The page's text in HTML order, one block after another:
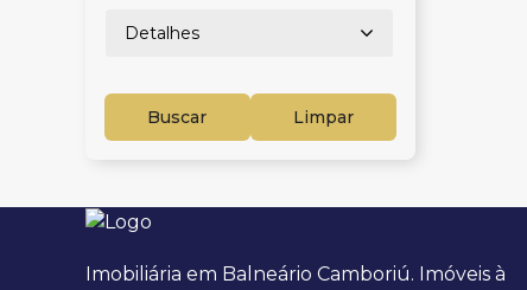
Detalhes
Buscar Limpar
Imobiliária em Balneário Camboriú. Imóveis à